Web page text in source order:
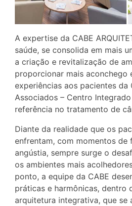
A expertise da CABE
saúde, se consolida em mais
a criação e revitalização de
proporcionar mais aconchego
experiências aos pacientes da
Associados – Centro
referência no tratamento de
Diante da realidade que os
enfrentam, com momentos de
angústia, sempre surge o
os ambientes mais
ponto, a equipe da CABE
práticas e harmônicas, dentro
arquitetura integrativa, que se